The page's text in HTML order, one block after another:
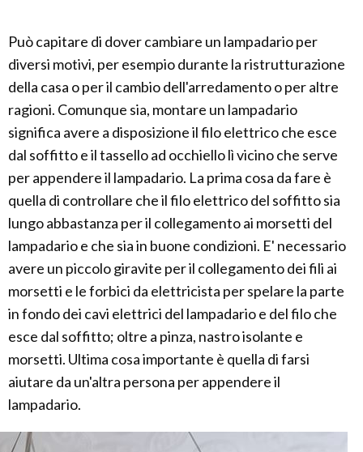
Può capitare di dover cambiare un lampadario per
diversi motivi, per esempio durante la ristrutturazione
della casa o per il cambio dell'arredamento o per altre
ragioni. Comunque sia, montare un lampadario
significa avere a disposizione il filo elettrico che esce
dal soffitto e il tassello ad occhiello lì vicino che serve
per appendere il lampadario. La prima cosa da fare è
quella di controllare che il filo elettrico del soffitto sia
lungo abbastanza per il collegamento ai morsetti del
lampadario e che sia in buone condizioni. E' necessario
avere un piccolo giravite per il collegamento dei fili ai
morsetti e le forbici da elettricista per spelare la parte
in fondo dei cavi elettrici del lampadario e del filo che
esce dal soffitto; oltre a pinza, nastro isolante e
morsetti. Ultima cosa importante è quella di farsi
aiutare da un'altra persona per appendere il
lampadario.